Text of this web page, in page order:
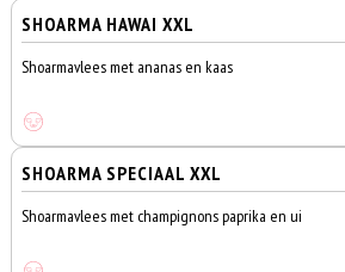
SHOARMA HAWAI XXL
Shoarmavlees met ananas en kaas
SHOARMA SPECIAAL XXL
Shoarmavlees met champignons paprika en ui